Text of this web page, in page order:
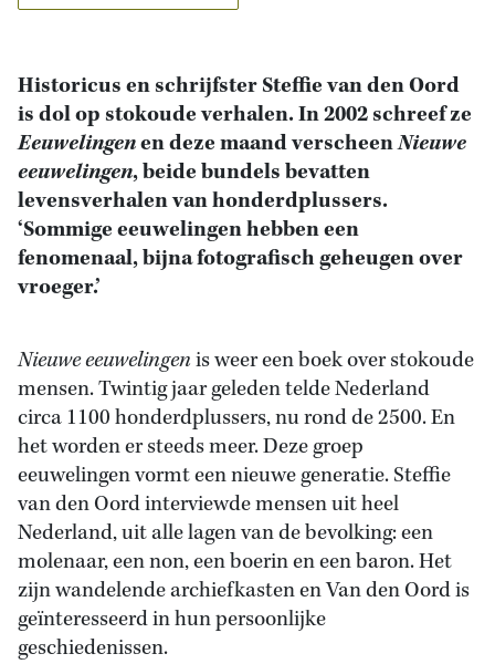
Historicus en schrijfster Steffie van den Oord
is dol op stokoude verhalen. In 2002 schreef ze
Eeuwelingenen deze maand verscheenNieuwe
eeuwelingen, beide bundels bevatten
levensverhalen van honderdplussers.
‘Sommige eeuwelingen hebben een
fenomenaal, bijna fotografisch geheugen over
vroeger.’
Nieuwe eeuwelingenis weer een boek over stokoude
mensen. Twintig jaar geleden telde Nederland
circa 1100 honderdplussers, nu rond de 2500. En
het worden er steeds meer. Deze groep
eeuwelingen vormt een nieuwe generatie. Steffie
van den Oord interviewde mensen uit heel
Nederland, uit alle lagen van de bevolking: een
molenaar, een non, een boerin en een baron. Het
zijn wandelende archiefkasten en Van den Oord is
geïnteresseerd in hun persoonlijke
geschiedenissen.